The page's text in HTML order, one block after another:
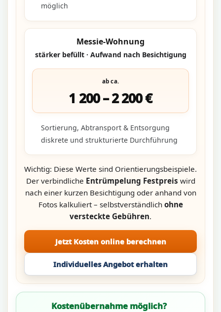
möglich
Messie-Wohnung
stärker befüllt · Aufwand nach Besichtigung
ab ca.
1 200 – 2 200 €
Sortierung, Abtransport & Entsorgung
diskrete und strukturierte Durchführung
Wichtig: Diese Werte sind Orientierungsbeispiele.
Der verbindliche Entrümpelung Festpreis wird
nach einer kurzen Besichtigung oder anhand von
Fotos kalkuliert – selbstverständlich ohne
versteckte Gebühren.
Jetzt Kosten online berechnen
Individuelles Angebot erhalten
Kostenübernahme möglich?